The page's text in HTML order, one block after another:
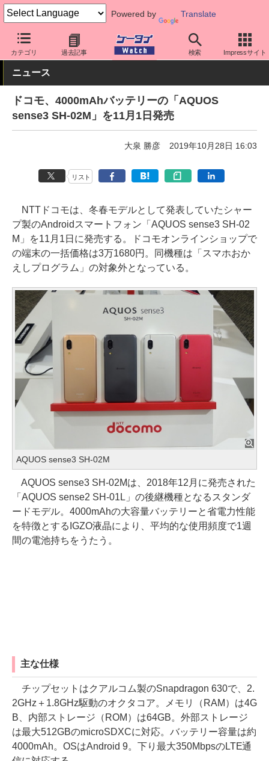
Powered by Translate
カテゴリ 過去記事 検索 Impressサイト
ケータイ Watch キャリア ドコモ
ニュース
ドコモ、4000mAhバッテリーの「AQUOS
sense3 SH-02M」を11月1日発売
大泉 勝彦 2019年10月28日 16:03
リスト
NTTドコモは、冬春モデルとして発表していたシャー
プ製のAndroidスマートフォン「AQUOS sense3 SH-02
M」を11月1日に発売する。ドコモオンラインショップで
の端末の一括価格は3万1680円。同機種は「スマホおか
えしプログラム」の対象外となっている。
AQUOS sense3 SH-02M
AQUOS sense3 SH-02Mは、2018年12月に発売された
「AQUOS sense2 SH-01L」の後継機種となるスタンダ
ードモデル。4000mAhの大容量バッテリーと省電力性能
を特徴とするIGZO液晶により、平均的な使用頻度で1週
間の電池持ちをうたう。
主な仕様
チップセットはクアルコム製のSnapdragon 630で、2.
2GHz＋1.8GHz駆動のオクタコア。メモリ（RAM）は4G
B、内部ストレージ（ROM）は64GB。外部ストレージ
は最大512GBのmicroSDXCに対応。バッテリー容量は約
4000mAh。OSはAndroid 9。下り最大350MbpsのLTE通